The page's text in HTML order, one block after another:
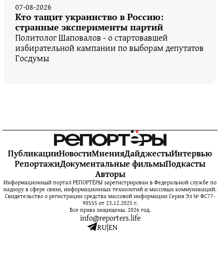
07-08-2026
Кто тащит украинство в Россию:
странные эксперименты партий
Политолог Шаповалов - о стартовавшей
избирательной кампании по выборам депутатов
Госдумы
ПубликацииНовостиМненияДайджестыИнтервью
РепортажиДокументальные фильмыПодкасты
Авторы
Информационный портал РЕПОРТЁРЫ зарегистрирован в Федеральной службе по
надзору в сфере связи, информационных технологий и массовых коммуникаций.
Свидетельство о регистрации средства массовой информации Серия Эл № ФС77-
90555 от 23.12.2025 г.
Все права защищены. 2026 год.
info@reporters.life
RU|EN